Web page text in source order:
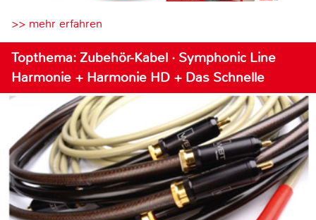
>> mehr erfahren
Topthema: Zubehör-Kabel · Symphonic Line
Harmonie + Harmonie HD + Das Schnelle